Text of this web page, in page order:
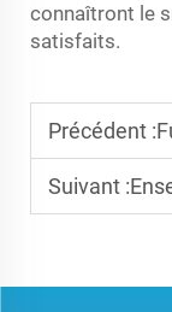
connaîtront le
satisfaits.
Précédent :
Suivant :